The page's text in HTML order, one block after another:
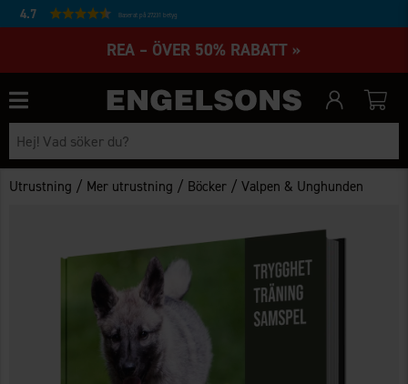
4.7 Baserat på 27231 betyg
REA – ÖVER 50% RABATT »
Utrustning / Mer utrustning / Böcker /Valpen & Unghunden